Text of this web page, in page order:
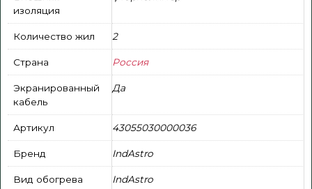
изоляция
Количество жил 2
Страна Россия
Экранированный
кабель
Да
Артикул 43055030000036
Бренд IndAstro
Вид обогрева IndAstro